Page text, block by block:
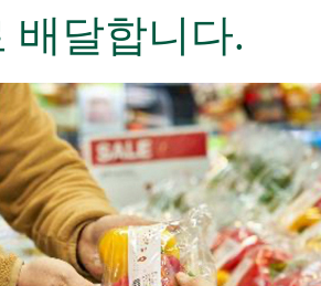
배달합니다.